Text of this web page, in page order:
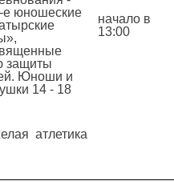
е юношеские
защиты
Юноши и
14 - 18
атлетика
начало в
13:00